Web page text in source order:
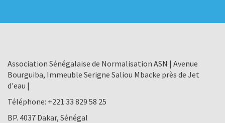
Association Sénégalaise de Normalisation ASN | Avenue
Bourguiba, Immeuble Serigne Saliou Mbacke près de Jet
d'eau |
Téléphone: +221 33 829 58 25
BP. 4037 Dakar, Sénégal